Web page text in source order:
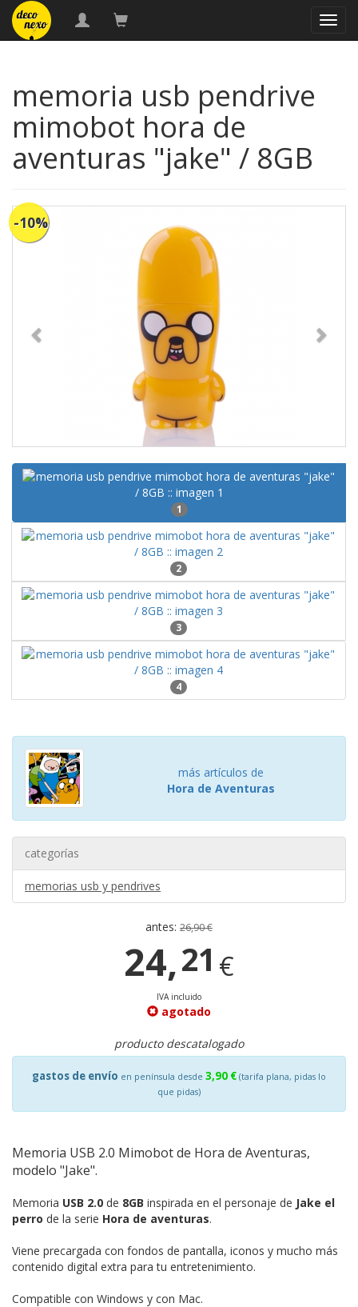
memoria usb pendrive
mimobot hora de
aventuras "jake" / 8GB
-10%
1
2
3
4
más artículos de
Hora de Aventuras
categorías
memorias usb y pendrives
antes: 26,90 €
24,21 €
IVA incluido
agotado
producto descatalogado
gastos de envío en península desde 3,90 € (tarifa plana, pidas lo
que pidas)
Memoria USB 2.0 Mimobot de Hora de Aventuras,
modelo "Jake".
Memoria USB 2.0 de 8GB inspirada en el personaje de Jake el
perro de la serie Hora de aventuras.
Viene precargada con fondos de pantalla, iconos y mucho más
contenido digital extra para tu entretenimiento.
Compatible con Windows y con Mac.